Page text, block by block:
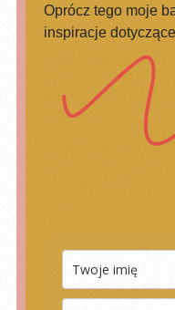
Oprócz tego moje
inspiracje dotyczące